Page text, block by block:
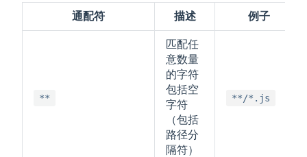
通配符 描述 例子
**
匹配任
意数量
的字符
包括空
字符
（包括
路径分
隔符）
**/*.js